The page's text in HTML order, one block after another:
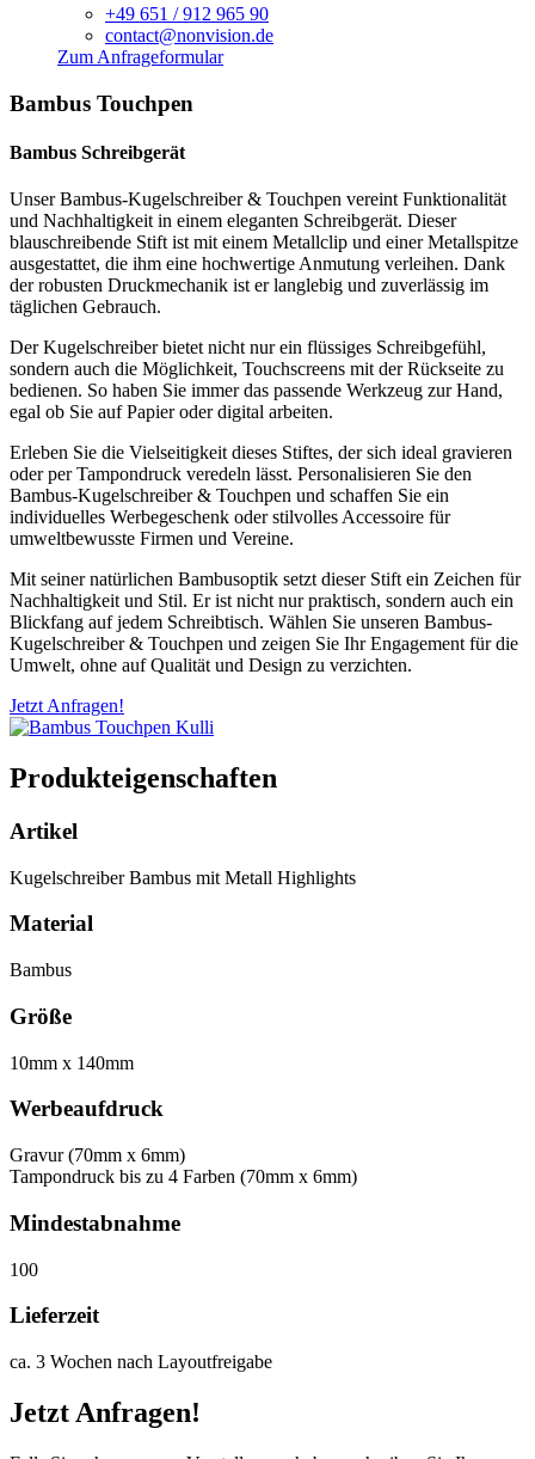
+49 651 / 912 965 90
contact@nonvision.de
Zum Anfrageformular
Bambus Touchpen
Bambus Schreibgerät
Unser Bambus-Kugelschreiber & Touchpen vereint Funktionalität
und Nachhaltigkeit in einem eleganten Schreibgerät. Dieser
blauschreibende Stift ist mit einem Metallclip und einer Metallspitze
ausgestattet, die ihm eine hochwertige Anmutung verleihen. Dank
der robusten Druckmechanik ist er langlebig und zuverlässig im
täglichen Gebrauch.
Der Kugelschreiber bietet nicht nur ein flüssiges Schreibgefühl,
sondern auch die Möglichkeit, Touchscreens mit der Rückseite zu
bedienen. So haben Sie immer das passende Werkzeug zur Hand,
egal ob Sie auf Papier oder digital arbeiten.
Erleben Sie die Vielseitigkeit dieses Stiftes, der sich ideal gravieren
oder per Tampondruck veredeln lässt. Personalisieren Sie den
Bambus-Kugelschreiber & Touchpen und schaffen Sie ein
individuelles Werbegeschenk oder stilvolles Accessoire für
umweltbewusste Firmen und Vereine.
Mit seiner natürlichen Bambusoptik setzt dieser Stift ein Zeichen für
Nachhaltigkeit und Stil. Er ist nicht nur praktisch, sondern auch ein
Blickfang auf jedem Schreibtisch. Wählen Sie unseren Bambus-
Kugelschreiber & Touchpen und zeigen Sie Ihr Engagement für die
Umwelt, ohne auf Qualität und Design zu verzichten.
Jetzt Anfragen!
Produkteigenschaften
Artikel
Kugelschreiber Bambus mit Metall Highlights
Material
Bambus
Größe
10mm x 140mm
Werbeaufdruck
Gravur (70mm x 6mm)
Tampondruck bis zu 4 Farben (70mm x 6mm)
Mindestabnahme
100
Lieferzeit
ca. 3 Wochen nach Layoutfreigabe
Jetzt Anfragen!